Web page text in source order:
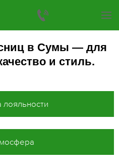
в Сумы — для
и стиль.
лояльности